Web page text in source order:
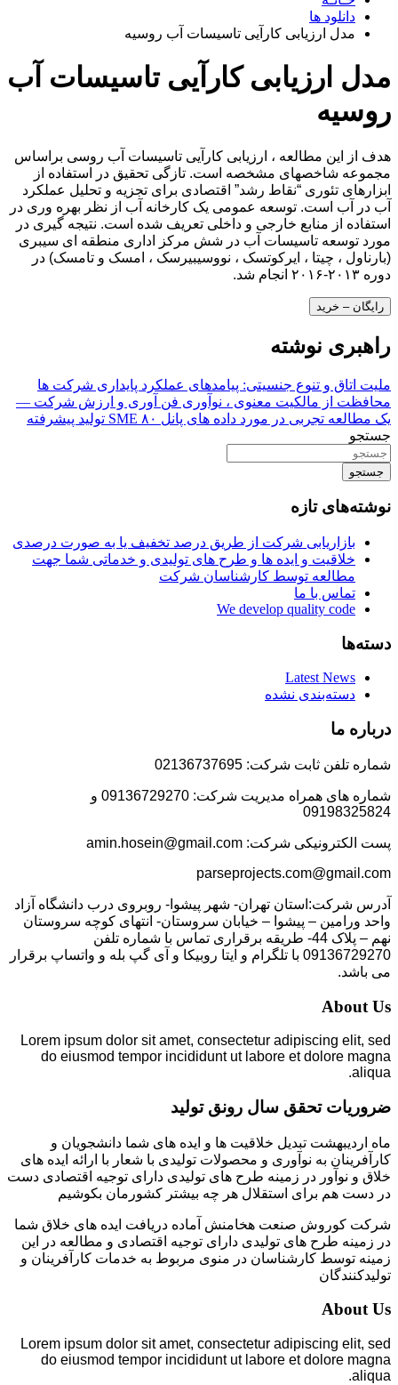
دانلود ها
مدل ارزیابی کارآیی تاسیسات آب روسیه
مدل ارزیابی کارآیی تاسیسات آب
روسیه
هدف از این مطالعه ، ارزیابی کارآیی تاسیسات آب روسی براساس
مجموعه شاخصهای مشخصه است. تازگی تحقیق در استفاده از
ابزارهای تئوری “نقاط رشد” اقتصادی برای تجزیه و تحلیل عملکرد
آب در آب است. توسعه عمومی یک کارخانه آب از نظر بهره وری در
استفاده از منابع خارجی و داخلی تعریف شده است. نتیجه گیری در
مورد توسعه تاسیسات آب در شش مرکز اداری منطقه ای سیبری
(بارناول ، چیتا ، ایرکوتسک ، نووسیبیرسک ، امسک و تامسک) در
دوره ۲۰۱۳-۲۰۱۶ انجام شد.
رایگان – خرید
راهبری نوشته
ملیت اتاق و تنوع جنسیتی: پیامدهای عملکرد پایداری شرکت ها
محافظت از مالکیت معنوی ، نوآوری فن آوری و ارزش شرکت —
یک مطالعه تجربی در مورد داده های پانل ۸۰ SME تولید پیشرفته
جستجو
جستجو
نوشته‌های تازه
بازاریابی شرکت از طریق درصد تخفیف یا به صورت درصدی
خلاقیت و ایده ها و طرح های تولیدی و خدماتی شما جهت
مطالعه توسط کارشناسان شرکت
تماس با ما
We develop quality code
دسته‌ها
Latest News
دسته‌بندی نشده
درباره ما
شماره تلفن ثابت شرکت: 02136737695
شماره های همراه مدیریت شرکت: 09136729270 و
09198325824
پست الکترونیکی شرکت: amin.hosein@gmail.com
parseprojects.com@gmail.com
آدرس شرکت:استان تهران- شهر پیشوا- روبروی درب دانشگاه آزاد
واحد ورامین – پیشوا – خیابان سروستان- انتهای کوچه سروستان
نهم – پلاک 44- طریقه برقراری تماس با شماره تلفن
09136729270 با تلگرام و ایتا روبیکا و آی گپ بله و واتساپ برقرار
می باشد.
About Us
Lorem ipsum dolor sit amet, consectetur adipiscing elit, sed
do eiusmod tempor incididunt ut labore et dolore magna
aliqua.
ضروریات تحقق سال رونق تولید
ماه اردیبهشت تبدیل خلاقیت ها و ایده های شما دانشجویان و
کارآفرینان به نوآوری و محصولات تولیدی با شعار با ارائه ایده های
خلاق و نوآور در زمینه طرح های تولیدی دارای توجیه اقتصادی دست
در دست هم برای استقلال هر چه بیشتر کشورمان بکوشیم
شرکت کوروش صنعت هخامنش آماده دریافت ایده های خلاق شما
در زمینه طرح های تولیدی دارای توجیه اقتصادی و مطالعه در این
زمینه توسط کارشناسان در منوی مربوط به خدمات کارآفرینان و
تولیدکنندگان
About Us
Lorem ipsum dolor sit amet, consectetur adipiscing elit, sed
do eiusmod tempor incididunt ut labore et dolore magna
aliqua.